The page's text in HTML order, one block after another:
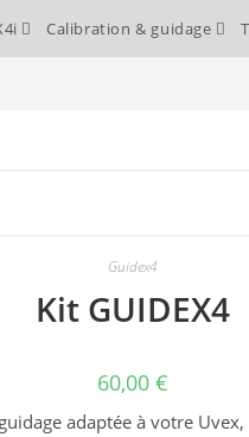
Calibration & guidage
Guidex4
Kit GUIDEX4
60,00 €
adaptée à votre